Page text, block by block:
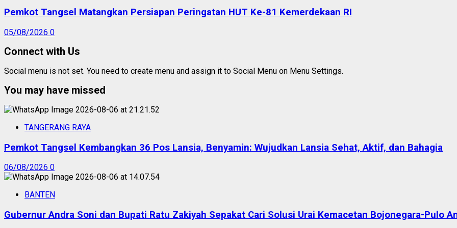
Pemkot Tangsel Matangkan Persiapan Peringatan HUT Ke-81 Kemerdekaan RI
05/08/2026 0
Connect with Us
Social menu is not set. You need to create menu and assign it to Social Menu on Menu Settings.
You may have missed
TANGERANG RAYA
Pemkot Tangsel Kembangkan 36 Pos Lansia, Benyamin: Wujudkan Lansia Sehat, Aktif, dan Bahagia
06/08/2026 0
BANTEN
Gubernur Andra Soni dan Bupati Ratu Zakiyah Sepakat Cari Solusi Urai Kemacetan Bojonegara-Pulo